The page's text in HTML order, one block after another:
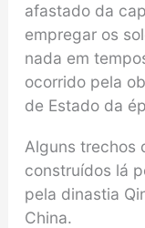
afastado da
empregar os
nada em
ocorrido pela
de Estado da
Alguns trechos
construídos lá
pela dinastia
China.